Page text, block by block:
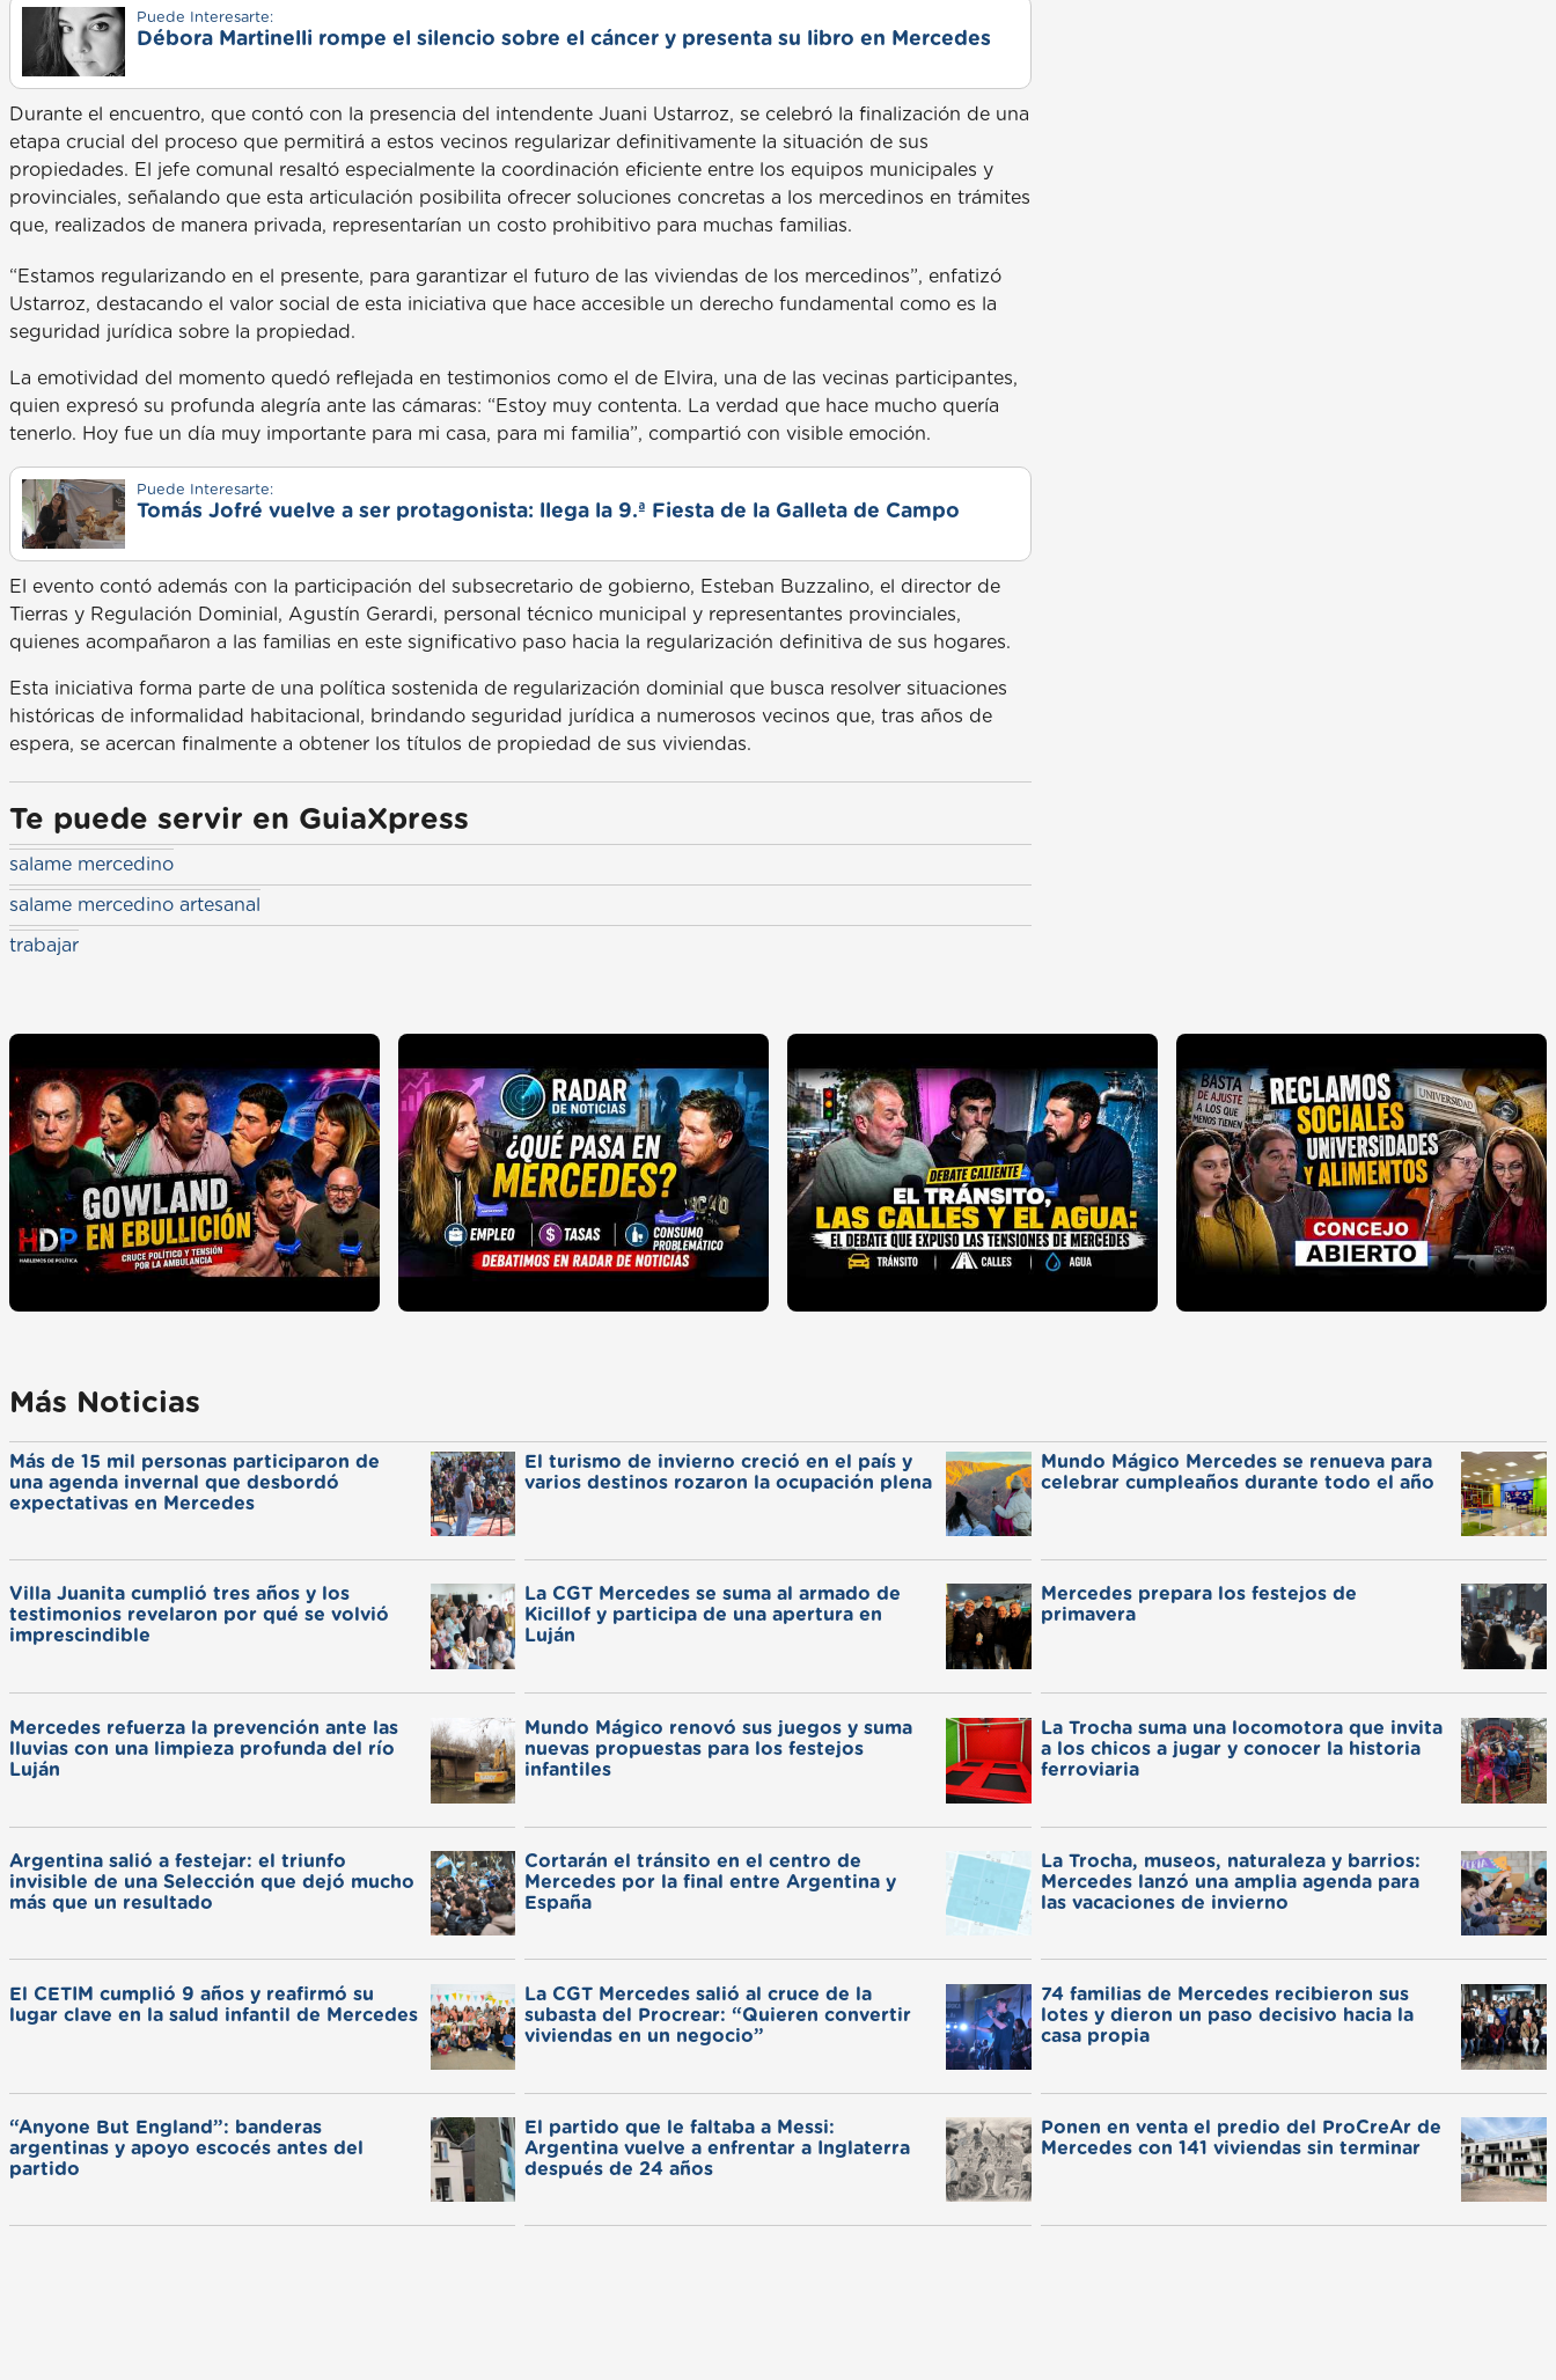
Puede Interesarte:
Débora Martinelli rompe el silencio sobre el cáncer y presenta su libro en Mercedes
Durante el encuentro, que contó con la presencia del intendente Juani Ustarroz, se celebró la finalización de una
etapa crucial del proceso que permitirá a estos vecinos regularizar definitivamente la situación de sus
propiedades. El jefe comunal resaltó especialmente la coordinación eficiente entre los equipos municipales y
provinciales, señalando que esta articulación posibilita ofrecer soluciones concretas a los mercedinos en trámites
que, realizados de manera privada, representarían un costo prohibitivo para muchas familias.
“Estamos regularizando en el presente, para garantizar el futuro de las viviendas de los mercedinos”, enfatizó
Ustarroz, destacando el valor social de esta iniciativa que hace accesible un derecho fundamental como es la
seguridad jurídica sobre la propiedad.
La emotividad del momento quedó reflejada en testimonios como el de Elvira, una de las vecinas participantes,
quien expresó su profunda alegría ante las cámaras: “Estoy muy contenta. La verdad que hace mucho quería
tenerlo. Hoy fue un día muy importante para mi casa, para mi familia”, compartió con visible emoción.
Puede Interesarte:
Tomás Jofré vuelve a ser protagonista: llega la 9.ª Fiesta de la Galleta de Campo
El evento contó además con la participación del subsecretario de gobierno, Esteban Buzzalino, el director de
Tierras y Regulación Dominial, Agustín Gerardi, personal técnico municipal y representantes provinciales,
quienes acompañaron a las familias en este significativo paso hacia la regularización definitiva de sus hogares.
Esta iniciativa forma parte de una política sostenida de regularización dominial que busca resolver situaciones
históricas de informalidad habitacional, brindando seguridad jurídica a numerosos vecinos que, tras años de
espera, se acercan finalmente a obtener los títulos de propiedad de sus viviendas.
Te puede servir en GuiaXpress
salame mercedino
salame mercedino artesanal
trabajar
Más Noticias
Más de 15 mil personas participaron de
una agenda invernal que desbordó
expectativas en Mercedes
El turismo de invierno creció en el país y
varios destinos rozaron la ocupación plena
Mundo Mágico Mercedes se renueva para
celebrar cumpleaños durante todo el año
Villa Juanita cumplió tres años y los
testimonios revelaron por qué se volvió
imprescindible
La CGT Mercedes se suma al armado de
Kicillof y participa de una apertura en
Luján
Mercedes prepara los festejos de
primavera
Mercedes refuerza la prevención ante las
lluvias con una limpieza profunda del río
Luján
Mundo Mágico renovó sus juegos y suma
nuevas propuestas para los festejos
infantiles
La Trocha suma una locomotora que invita
a los chicos a jugar y conocer la historia
ferroviaria
Argentina salió a festejar: el triunfo
invisible de una Selección que dejó mucho
más que un resultado
Cortarán el tránsito en el centro de
Mercedes por la final entre Argentina y
España
La Trocha, museos, naturaleza y barrios:
Mercedes lanzó una amplia agenda para
las vacaciones de invierno
El CETIM cumplió 9 años y reafirmó su
lugar clave en la salud infantil de Mercedes
La CGT Mercedes salió al cruce de la
subasta del Procrear: “Quieren convertir
viviendas en un negocio”
74 familias de Mercedes recibieron sus
lotes y dieron un paso decisivo hacia la
casa propia
“Anyone But England”: banderas
argentinas y apoyo escocés antes del
partido
El partido que le faltaba a Messi:
Argentina vuelve a enfrentar a Inglaterra
después de 24 años
Ponen en venta el predio del ProCreAr de
Mercedes con 141 viviendas sin terminar